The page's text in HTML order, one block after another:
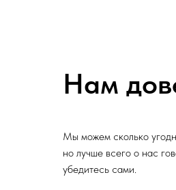
Нам
Мы можем сколько
но лучше всего о нас
убедитесь сами.